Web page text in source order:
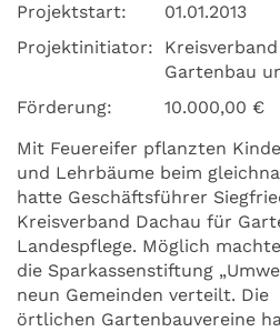
Projektstart:
01.01.2013
Projektinitiator:
Gartenbau
Förderung:
10.000,00 €
Mit Feuereifer pflanzten
und Lehrbäume beim
hatte Geschäftsführer
Kreisverband Dachau für
Landespflege. Möglich
die Sparkassenstiftung
neun Gemeinden verteilt. Die
örtlichen Gartenbauvereine